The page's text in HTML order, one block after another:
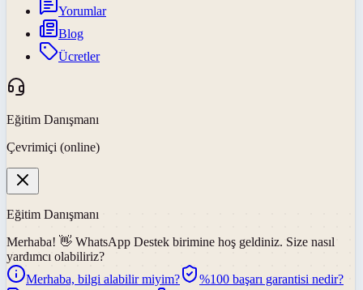
Yorumlar
Blog
Ücretler
Eğitim Danışmanı
Çevrimiçi (online)
Eğitim Danışmanı
Merhaba! 👋 WhatsApp Destek birimine hoş geldiniz. Size nasıl
yardımcı olabiliriz?
Merhaba, bilgi alabilir miyim?
%100 başarı garantisi nedir?